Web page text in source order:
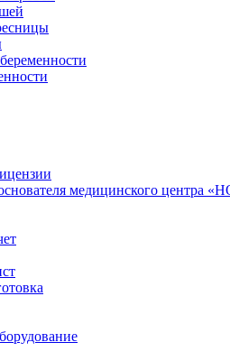
медицинского центра